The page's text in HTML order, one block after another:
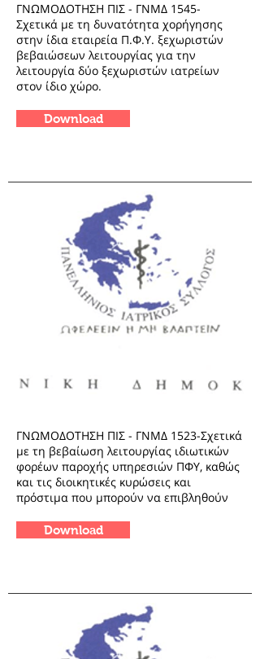
ΓΝΩΜΟΔΟΤΗΣΗ ΠΙΣ - ΓΝΜΔ 1545-
Σχετικά με τη δυνατότητα χορήγησης
στην ίδια εταιρεία Π.Φ.Υ. ξεχωριστών
βεβαιώσεων λειτουργίας για την
λειτουργία δύο ξεχωριστών ιατρείων
στον ίδιο χώρο.
Download
ΓΝΩΜΟΔΟΤΗΣΗ ΠΙΣ - ΓΝΜΔ 1523-Σχετικά
με τη βεβαίωση λειτουργίας ιδιωτικών
φορέων παροχής υπηρεσιών ΠΦΥ, καθώς
και τις διοικητικές κυρώσεις και
πρόστιμα που μπορούν να επιβληθούν
Download